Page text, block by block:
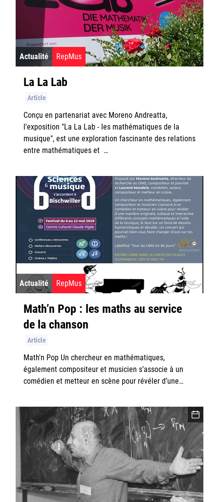
Ircam
CNRS
Ministère de la Culture
Rester informé
Offres d'emplois/stages
Login/Signup
Logiciels
Actualités
Repmus Wiki
Actualité RepMus
La La Lab
Article
Conçu en partenariat avec Moreno Andreatta,
l'exposition "La La Lab - les mathématiques de la
musique", est une exploration fascinante des relations
entre mathématiques et …
Actualité RepMus
Math’n Pop : les maths au service
de la chanson
Article
Math'n Pop Un chercheur en mathématiques,
également compositeur et musicien s’associe à un
comédien et metteur en scène pour révéler d’une…